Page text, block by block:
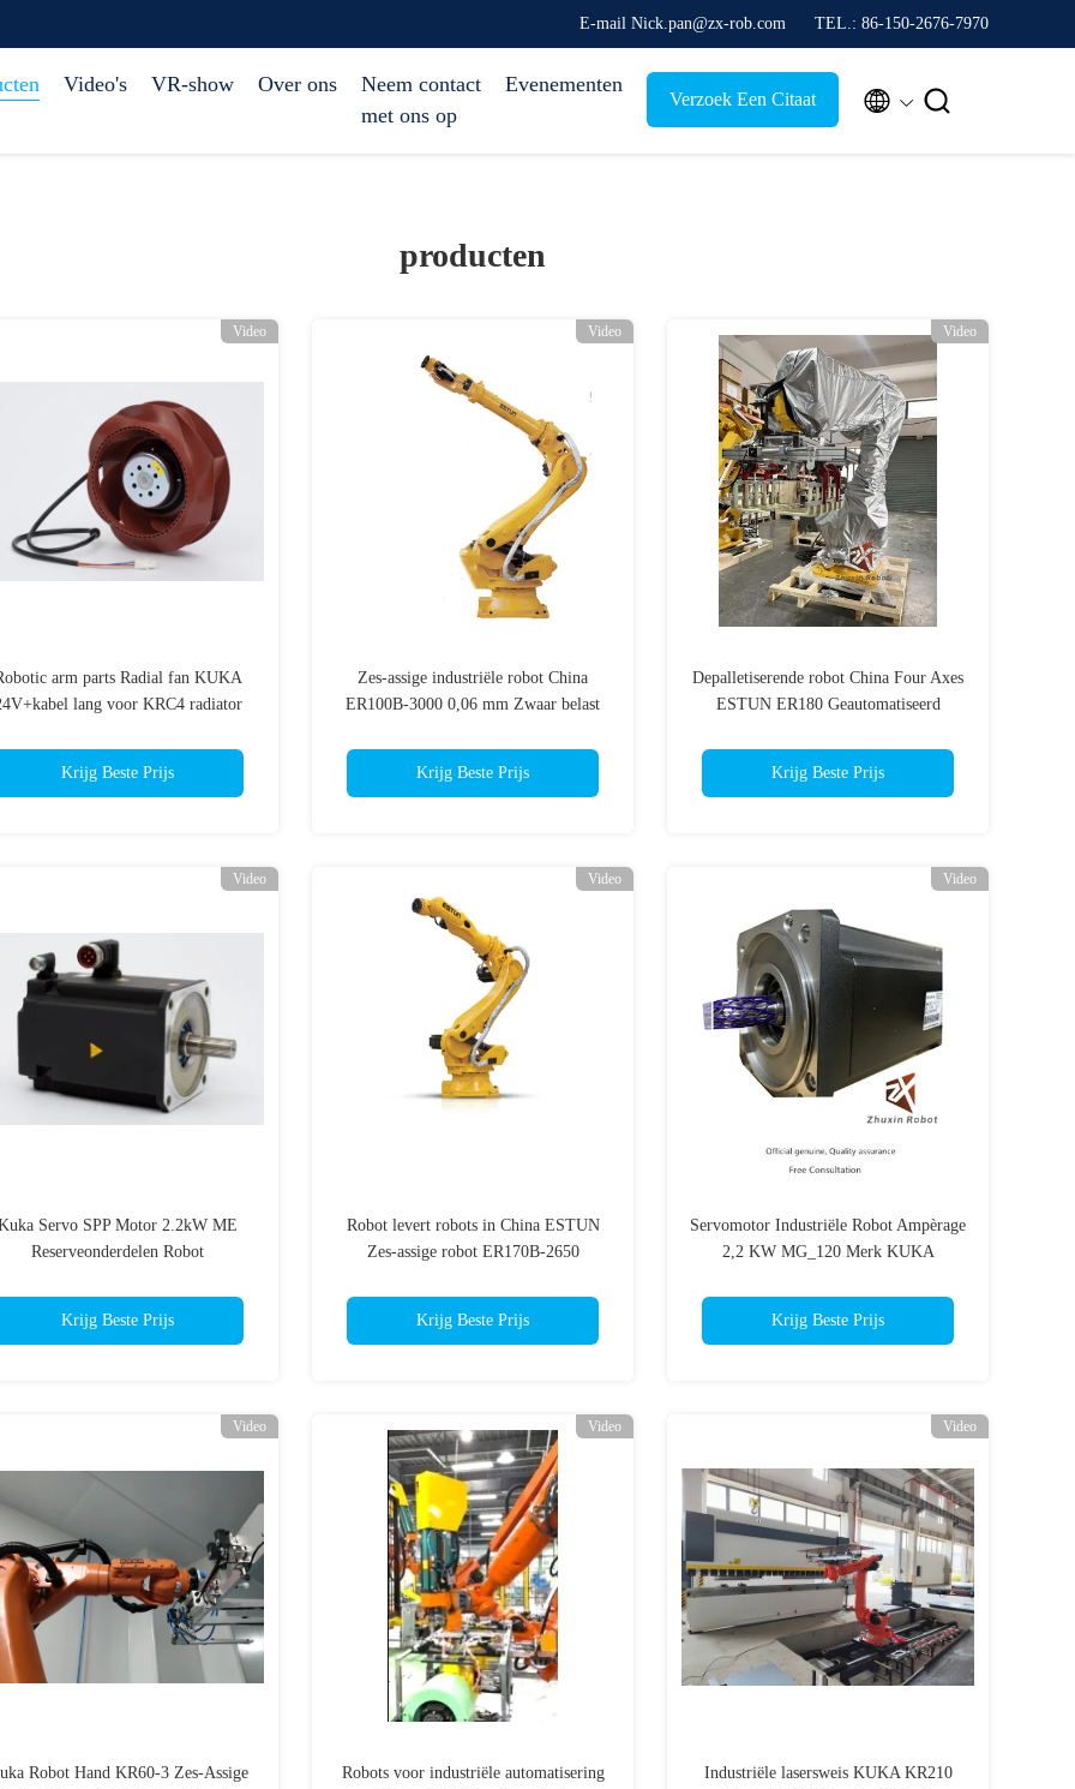
E-mail Nick.pan@zx-rob.com TEL.: 86-150-2676-7970
Video's VR-show Over ons
Neem contact
met ons op
Evenementen
Verzoek Een Citaat  
producten
Video
arm parts Radial fan KUKA
lang voor KRC4 radiator
Krijg Beste Prijs
Video
Zes-assige industriële robot China
ER100B-3000 0,06 mm Zwaar belast
Krijg Beste Prijs
Video
Depalletiserende robot China Four Axes
ESTUN ER180 Geautomatiseerd
Krijg Beste Prijs
Video
Servo SPP Motor 2.2kW ME
Reserveonderdelen Robot
Krijg Beste Prijs
Video
Robot levert robots in China ESTUN
Zes-assige robot ER170B-2650
Krijg Beste Prijs
Video
Servomotor Industriële Robot Ampèrage
2,2 KW MG_120 Merk KUKA
Krijg Beste Prijs
Video
Robot Hand KR60-3 Zes-Assige
Video
Robots voor industriële automatisering
Video
Industriële lasersweis KUKA KR210